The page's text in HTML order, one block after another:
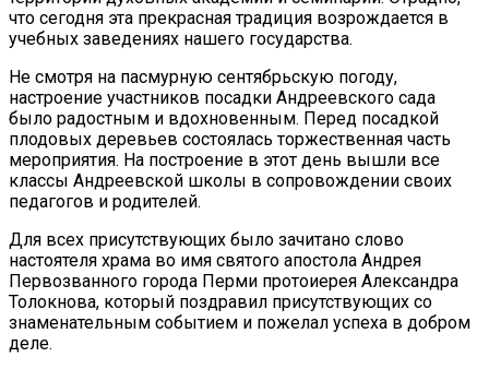
что сегодня эта прекрасная традиция возрождается в
учебных заведениях нашего государства.
Не смотря на пасмурную сентябрьскую погоду,
настроение участников посадки Андреевского сада
было радостным и вдохновенным. Перед посадкой
плодовых деревьев состоялась торжественная часть
мероприятия. На построение в этот день вышли все
классы Андреевской школы в сопровождении своих
педагогов и родителей.
Для всех присутствующих было зачитано слово
настоятеля храма во имя святого апостола Андрея
Первозванного города Перми протоиерея Александра
Толокнова, который поздравил присутствующих со
знаменательным событием и пожелал успеха в добром
деле.